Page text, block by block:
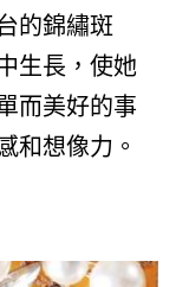
的錦繡斑
生長，使她
而美好的事
和想像力。